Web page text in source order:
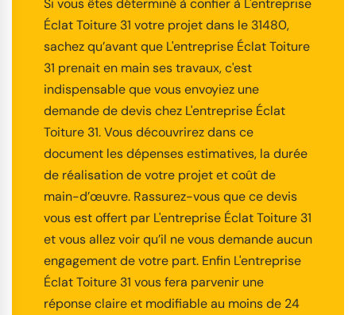
Si vous êtes déterminé à confier à L'entreprise
Éclat Toiture 31 votre projet dans le 31480,
sachez qu’avant que L'entreprise Éclat Toiture
31 prenait en main ses travaux, c'est
indispensable que vous envoyiez une
demande de devis chez L'entreprise Éclat
Toiture 31. Vous découvrirez dans ce
document les dépenses estimatives, la durée
de réalisation de votre projet et coût de
main-d’œuvre. Rassurez-vous que ce devis
vous est offert par L'entreprise Éclat Toiture 31
et vous allez voir qu’il ne vous demande aucun
engagement de votre part. Enfin L'entreprise
Éclat Toiture 31 vous fera parvenir une
réponse claire et modifiable au moins de 24